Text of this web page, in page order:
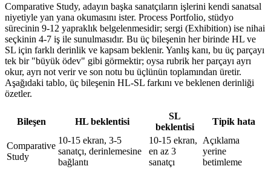
Comparative Study, adayın başka sanatçıların işlerini kendi sanatsal
niyetiyle yan yana okumasını ister. Process Portfolio, stüdyo
sürecinin 9-12 yapraklık belgelenmesidir; sergi (Exhibition) ise nihai
seçkinin 4-7 iş ile sunulmasıdır. Bu üç bileşenin her birinde HL ve
SL için farklı derinlik ve kapsam beklenir. Yanlış kanı, bu üç parçayı
tek bir "büyük ödev" gibi görmektir; oysa rubrik her parçayı ayrı
okur, ayrı not verir ve son notu bu üçlünün toplamından üretir.
Aşağıdaki tablo, üç bileşenin HL-SL farkını ve beklenen derinliği
özetler.
Bileşen HL beklentisi
SL
beklentisi
Tipik hata
Comparative
Study
10-15 ekran, 3-5
sanatçı, derinlemesine
bağlantı
10-15 ekran,
en az 3
sanatçı
Açıklama
yerine
betimleme